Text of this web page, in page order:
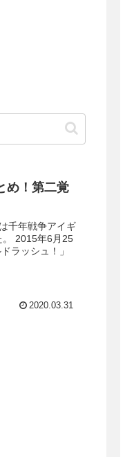
め！第二覚
千年戦争アイギ
。 2015年6月25
ラッシュ！」
2020.03.31